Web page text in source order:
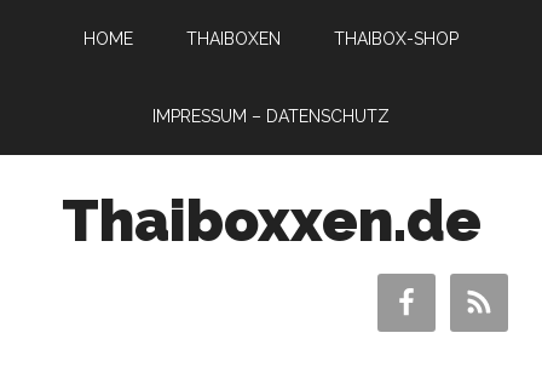
HOME THAIBOXEN THAIBOX-SHOP
IMPRESSUM – DATENSCHUTZ
Thaiboxxen.de